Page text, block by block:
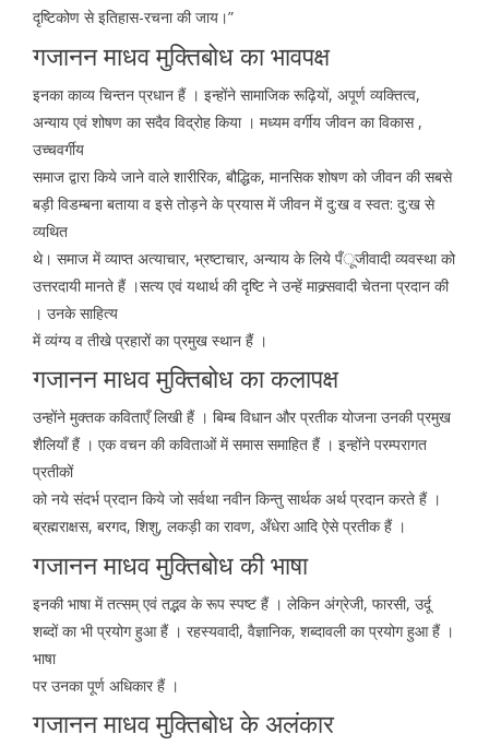
दृष्टिकोण से इतिहास-रचना की जाय।”
गजानन माधव मुक्तिबोध का भावपक्ष
इनका काव्य चिन्तन प्रधान हैं । इन्होंने सामाजिक रूढ़ियों, अपूर्ण व्यक्तित्व,
अन्याय एवं शोषण का सदैव विद्रोह किया । मध्यम वर्गीय जीवन का विकास ,
उच्चवर्गीय
समाज द्वारा किये जाने वाले शारीरिक, बौद्धिक, मानसिक शोषण को जीवन की सबसे
बड़ी विडम्बना बताया व इसे तोड़ने के प्रयास में जीवन में दु:ख व स्वत: दु:ख से
व्यथित
थे। समाज में व्याप्त अत्याचार, भ्रष्टाचार, अन्याय के लिये पँूजीवादी व्यवस्था को
उत्तरदायी मानते हैं ।सत्य एवं यथार्थ की दृष्टि ने उन्हें माक्र्सवादी चेतना प्रदान की
। उनके साहित्य
में व्यंग्य व तीखे प्रहारों का प्रमुख स्थान हैं ।
गजानन माधव मुक्तिबोध का कलापक्ष
उन्होंने मुक्तक कविताएँ लिखी हैं । बिम्ब विधान और प्रतीक योजना उनकी प्रमुख
शैलियाँ हैं । एक वचन की कविताओं में समास समाहित हैं । इन्होंने परम्परागत
प्रतीकों
को नये संदर्भ प्रदान किये जो सर्वथा नवीन किन्तु सार्थक अर्थ प्रदान करते हैं ।
ब्रह्मराक्षस, बरगद, शिशु, लकड़ी का रावण, अँधेरा आदि ऐसे प्रतीक हैं ।
गजानन माधव मुक्तिबोध की भाषा
इनकी भाषा में तत्सम् एवं तद्भव के रूप स्पष्ट हैं । लेकिन अंग्रेजी, फारसी, उर्दू
शब्दों का भी प्रयोग हुआ हैं । रहस्यवादी, वैज्ञानिक, शब्दावली का प्रयोग हुआ हैं ।
भाषा
पर उनका पूर्ण अधिकार हैं ।
गजानन माधव मुक्तिबोध के अलंकार